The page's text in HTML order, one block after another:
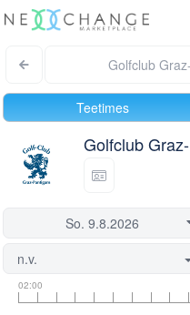
Golfclub
Teetimes
Golfclub
n.v.
Informationen
Flight
Informationen
Diese
Startzeit
02:00